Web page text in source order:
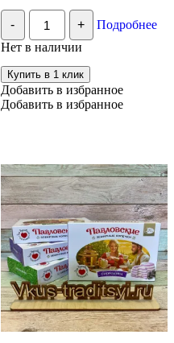
-
Количество
Белевский
зефир
"С
Праздником!",
250
гр
+
Подробнее
Нет в наличии
Купить в 1 клик
Добавить в избранное
Добавить в избранное